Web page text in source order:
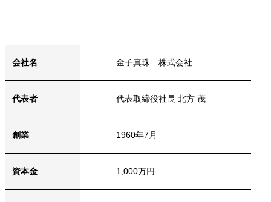
会社名 金子真珠 株式会社
代表者 代表取締役社長 北方 茂
創業 1960年7月
資本金 1,000万円